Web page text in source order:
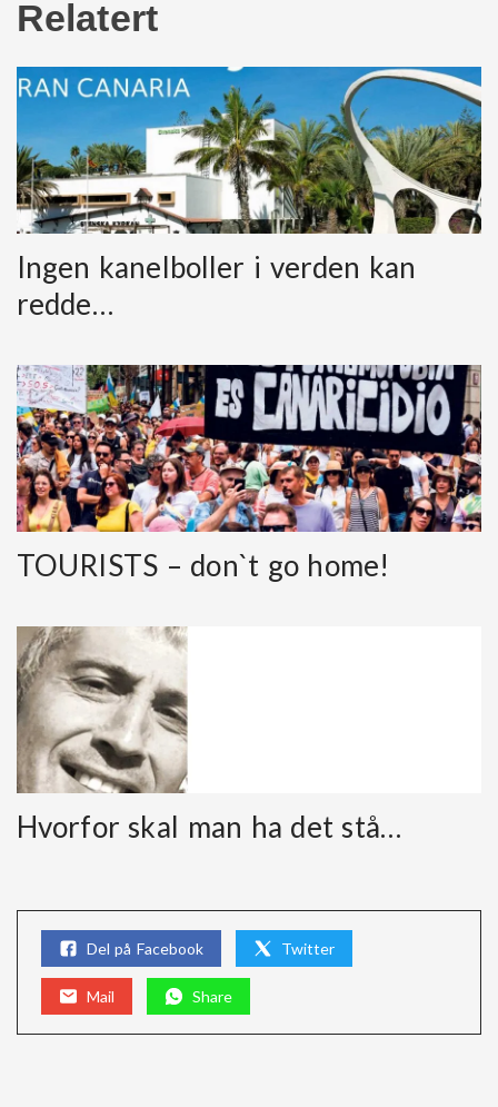
Relatert
Ingen kanelboller i verden kan
redde…
TOURISTS – don`t go home!
Hvorfor skal man ha det stå…
Del på Facebook Twitter
Mail Share